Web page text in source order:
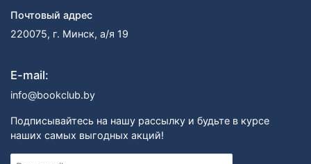
Почтовый адрес
220075, г. Минск, а/я 19
E-mail:
info@bookclub.by
Подписывайтесь на нашу рассылку и будьте в курсе
наших самых выгодных акций!